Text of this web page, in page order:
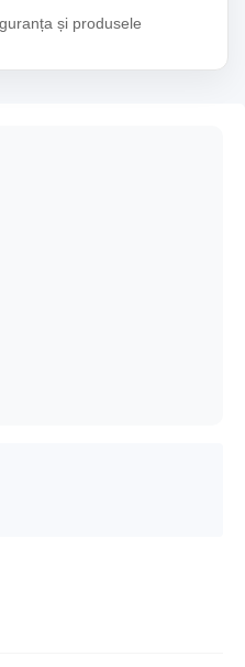
și produsele